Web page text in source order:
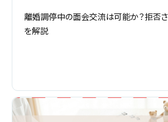
離婚調停中の面会交流は可能か？拒否
を解説